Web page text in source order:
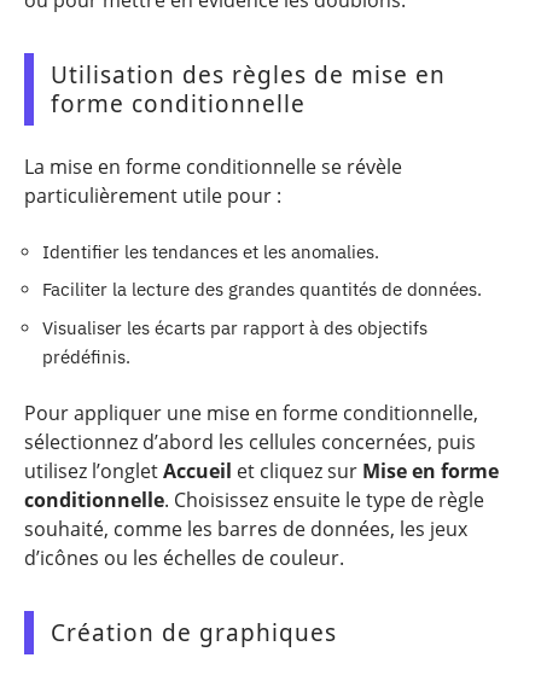
Utilisation des règles de mise en
forme conditionnelle
La mise en forme conditionnelle se révèle
particulièrement utile pour :
Identifier les tendances et les anomalies.
Faciliter la lecture des grandes quantités de données.
Visualiser les écarts par rapport à des objectifs
prédéfinis.
Pour appliquer une mise en forme conditionnelle,
sélectionnez d’abord les cellules concernées, puis
utilisez l’ongletAccueil et cliquez sur Mise en forme
conditionnelle. Choisissez ensuite le type de règle
souhaité, comme les barres de données, les jeux
d’icônes ou les échelles de couleur.
Création de graphiques